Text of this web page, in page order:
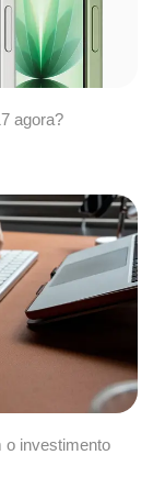
agora?
o investimento